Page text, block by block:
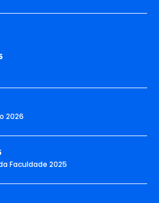
2026
Faculdade 2025